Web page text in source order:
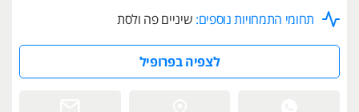
תחומי התמחויות נוספים: שיניים פה ולסת
לצפיה בפרופיל